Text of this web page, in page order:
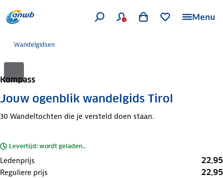
Menu
Wandelgidsen
Kompass
Jouw ogenblik wandelgids Tirol
30 Wandeltochten die je versteld doen staan.
Levertijd: wordt geladen..
Ledenprijs 22,95
Reguliere prijs 22,95